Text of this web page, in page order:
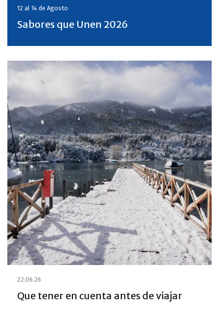
12 al 14 de Agosto
Sabores que Unen 2026
22.06.26
Que tener en cuenta antes de viajar